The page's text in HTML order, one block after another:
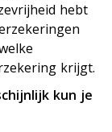
hebt
krijgt.
kun je